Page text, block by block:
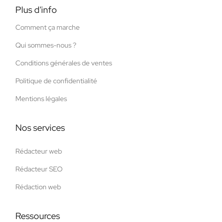
Plus d'info
Comment ça marche
Qui sommes-nous ?
Conditions générales de ventes
Politique de confidentialité
Mentions légales
Nos services
Rédacteur web
Rédacteur SEO
Rédaction web
Ressources